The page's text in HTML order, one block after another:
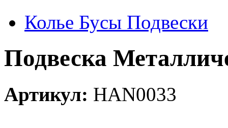
Колье Бусы Подвески
Подвеска
Артикул: HAN0033